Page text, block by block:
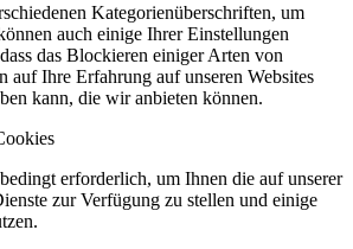
Kategorienüberschriften, um
auch einige Ihrer Einstellungen
das Blockieren einiger Arten von
auf Ihre Erfahrung auf unseren Websites
kann, die wir anbieten können.
erforderlich, um Ihnen die auf unserer
zur Verfügung zu stellen und einige